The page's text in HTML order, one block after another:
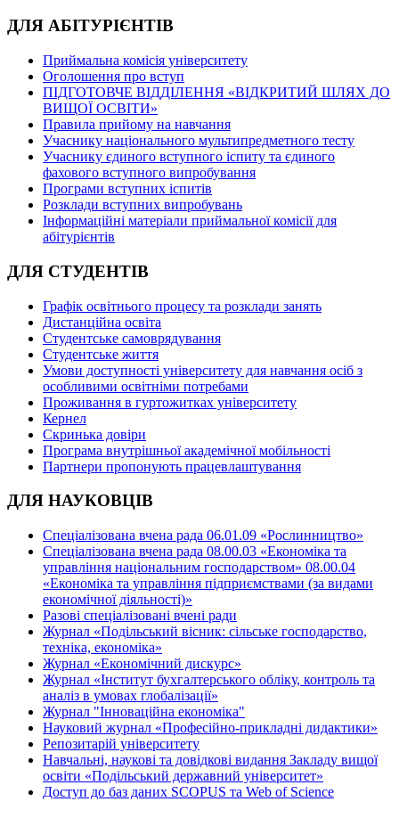
ДЛЯ АБІТУРІЄНТІВ
Приймальна комісія університету
Оголошення про вступ
ПІДГОТОВЧЕ ВІДДІЛЕННЯ «ВІДКРИТИЙ ШЛЯХ ДО
ВИЩОЇ ОСВІТИ»
Правила прийому на навчання
Учаснику національного мультипредметного тесту
Учаснику єдиного вступного іспиту та єдиного
фахового вступного випробування
Програми вступних іспитів
Розклади вступних випробувань
Інформаційні матеріали приймальної комісії для
абітурієнтів
ДЛЯ СТУДЕНТІВ
Графік освітнього процесу та розклади занять
Дистанційна освіта
Студентське самоврядування
Студентське життя
Умови доступності університету для навчання осіб з
особливими освітніми потребами
Проживання в гуртожитках університету
Кернел
Скринька довіри
Програма внутрішньої академічної мобільності
Партнери пропонують працевлаштування
ДЛЯ НАУКОВЦІВ
Спеціалізована вчена рада 06.01.09 «Рослинництво»
Спеціалізована вчена рада 08.00.03 «Економіка та
управління національним господарством» 08.00.04
«Економіка та управління підприємствами (за видами
економічної діяльності)»
Разові спеціалізовані вчені ради
Журнал «Подільський вісник: сільське господарство,
техніка, економіка»
Журнал «Економічний дискурс»
Журнал «Інститут бухгалтерського обліку, контроль та
аналіз в умовах глобалізації»
Журнал "Інноваційна економіка"
Науковий журнал «Професійно-прикладні дидактики»
Репозитарій університету
Навчальні, наукові та довідкові видання Закладу вищої
освіти «Подільський державний університет»
Доступ до баз даних SCOPUS та Web of Science